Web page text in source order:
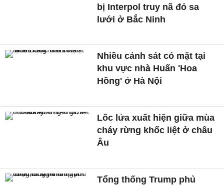
bị Interpol truy nã đỏ sa
lưới ở Bắc Ninh
Nhiều cảnh sát có mặt tại
khu vực nhà Huấn 'Hoa
Hồng' ở Hà Nội
Lốc lửa xuất hiện giữa mùa
cháy rừng khốc liệt ở châu
Âu
Tổng thống Trump phủ